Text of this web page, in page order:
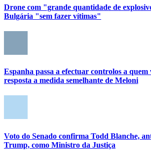
Drone com "grande quantidade de
Bulgária "sem fazer vítimas"
Espanha passa a efectuar controlos a
resposta a medida semelhante de Meloni
Voto do Senado confirma Todd Blanche,
Trump, como Ministro da Justiça